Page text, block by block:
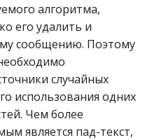
алгоритма,
его удалить и
сообщению. Поэтому
случайных
использования одних
Чем более
является пад-текст,